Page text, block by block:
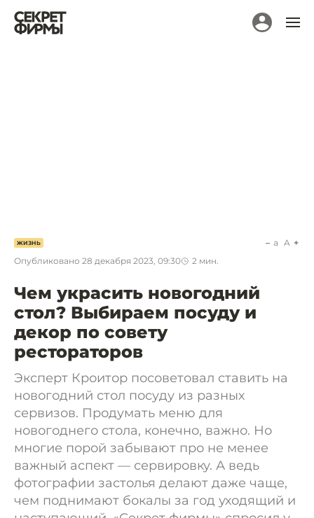
ЖИЗНЬ
Опубликовано 28 декабря 2023, 09:30 2 мин.
a A
Чем украсить новогодний
стол? Выбираем посуду и
декор по совету
рестораторов
Эксперт Кроитор посоветовал ставить на
новогодний стол посуду из разных
сервизов. Продумать меню для
новогоднего стола, конечно, важно. Но
многие порой забывают про не менее
важный аспект — сервировку. А ведь
фотографии застолья делают даже чаще,
чем поднимают бокалы за год уходящий и